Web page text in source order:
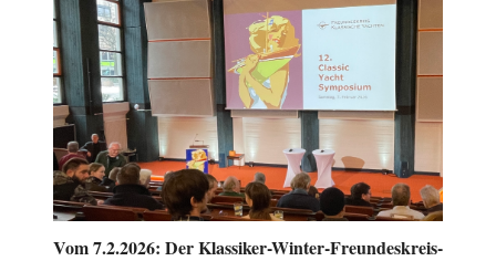
Vom 7.2.2026: Der Klassiker-Winter-Freundeskreis-